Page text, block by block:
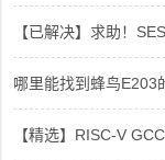
【已解决】求助！
哪里能找到蜂鸟E203
【精选】RISC-V